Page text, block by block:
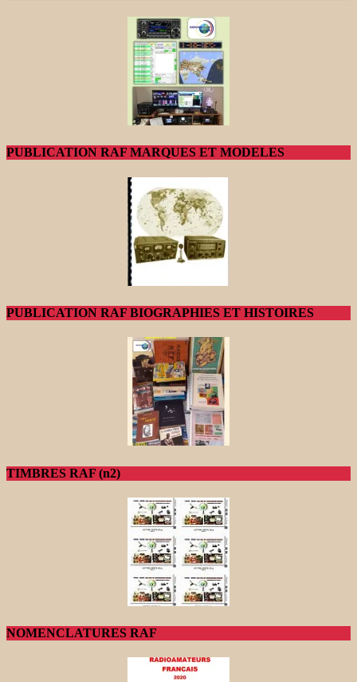
PUBLICATION RAF MARQUES ET MODELES
PUBLICATION RAF BIOGRAPHIES ET HISTOIRES
TIMBRES RAF (n2)
NOMENCLATURES RAF